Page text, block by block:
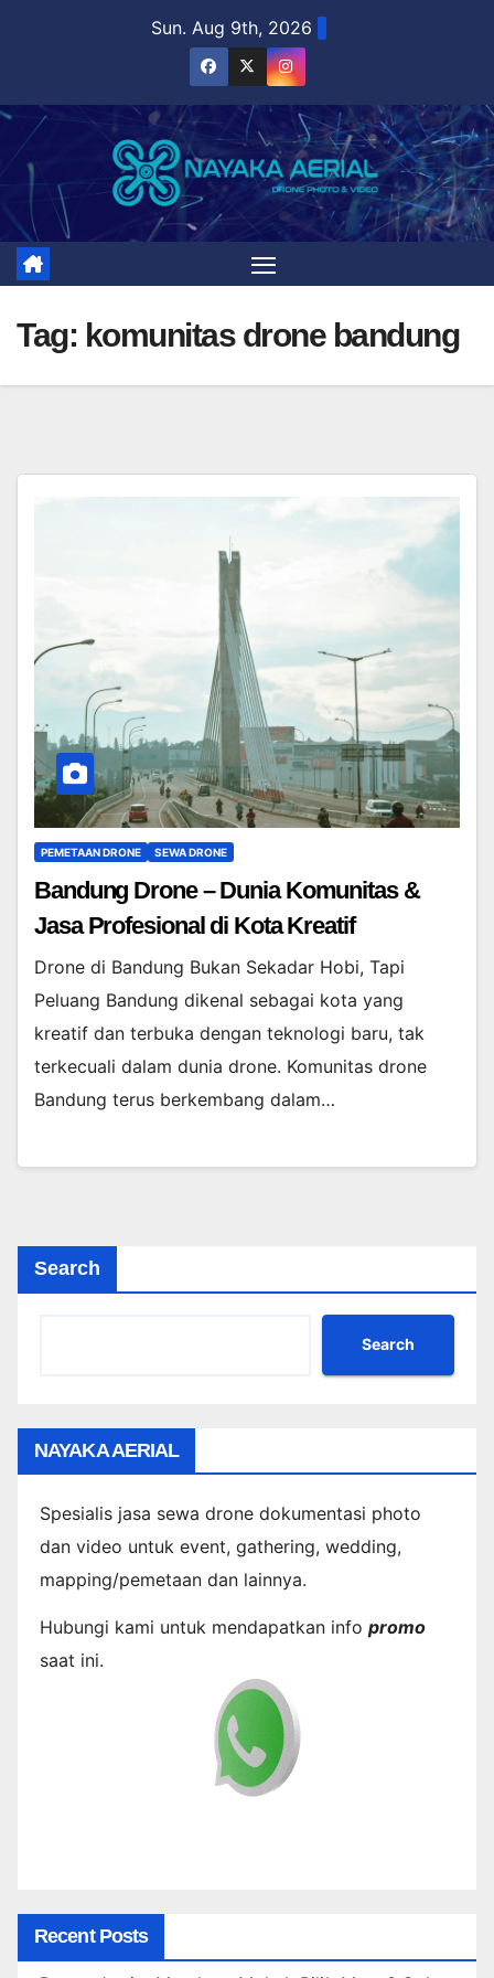
Sun. Aug 9th, 2026
Tag: komunitas drone bandung
PEMETAAN DRONE SEWA DRONE
Bandung Drone – Dunia Komunitas &
Jasa Profesional di Kota Kreatif
Drone di Bandung Bukan Sekadar Hobi, Tapi
Peluang Bandung dikenal sebagai kota yang
kreatif dan terbuka dengan teknologi baru, tak
terkecuali dalam dunia drone. Komunitas drone
Bandung terus berkembang dalam…
Search
Search
NAYAKA AERIAL
Spesialis jasa sewa drone dokumentasi photo
dan video untuk event, gathering, wedding,
mapping/pemetaan dan lainnya.
Hubungi kami untuk mendapatkan info promo
saat ini.
Recent Posts